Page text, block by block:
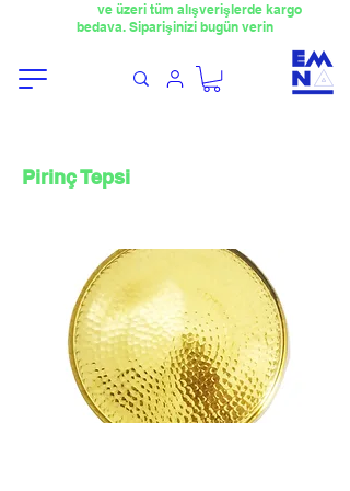
ve üzeri tüm alışverişlerde kargo
bedava. Siparişinizi bugün verin
Pirinç Tepsi